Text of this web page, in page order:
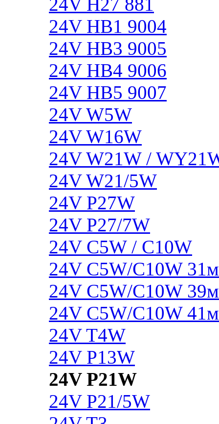
24V H27 881
24V HB1 9004
24V HB3 9005
24V HB4 9006
24V HB5 9007
24V W5W
24V W16W
24V W21W /
24V W21/5W
24V P27W
24V P27/7W
24V C5W / C10W
24V C5W/C10W
24V C5W/C10W
24V C5W/C10W
24V T4W
24V P13W
24V P21W
24V P21/5W